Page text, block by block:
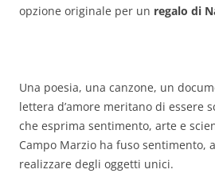
opzione originale per un regalo di
Una poesia, una canzone, un
lettera d’amore meritano di essere
che esprima sentimento, arte e
Campo Marzio ha fuso sentimento,
realizzare degli oggetti unici.